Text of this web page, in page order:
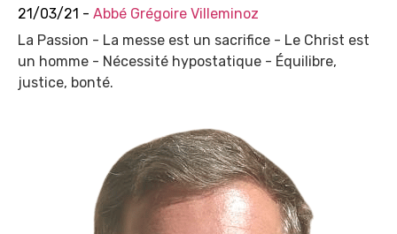
21/03/21 - Abbé Grégoire Villeminoz
La Passion - La messe est un sacrifice - Le Christ est
un homme - Nécessité hypostatique - Équilibre,
justice, bonté.